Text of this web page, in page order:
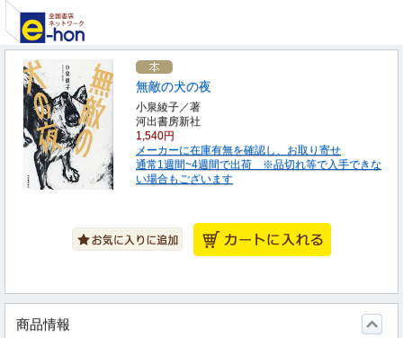
無敵の犬の夜
小泉綾子／著
河出書房新社
1,540円
メーカーに在庫有無を確認し、お取り寄せ
通常1週間~4週間で出荷 ※品切れ等で入手できな
い場合もございます
商品情報